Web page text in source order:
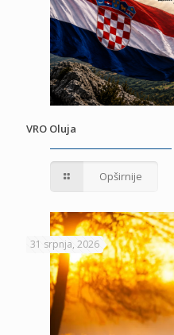
VRO Oluja
Opširnije
31 srpnja, 2026